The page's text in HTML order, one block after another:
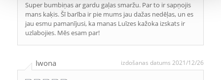
Super bumbiņas ar gardu gaļas smaržu. Par to ir sapņojis
mans kaķis. Šī barība ir pie mums jau dažas nedēļas, un es
jau esmu pamanījusi, ka manas Luīzes kažoka izskats ir
uzlabojies. Mēs esam par!
Iwona izdošanas datums 2021/12/26